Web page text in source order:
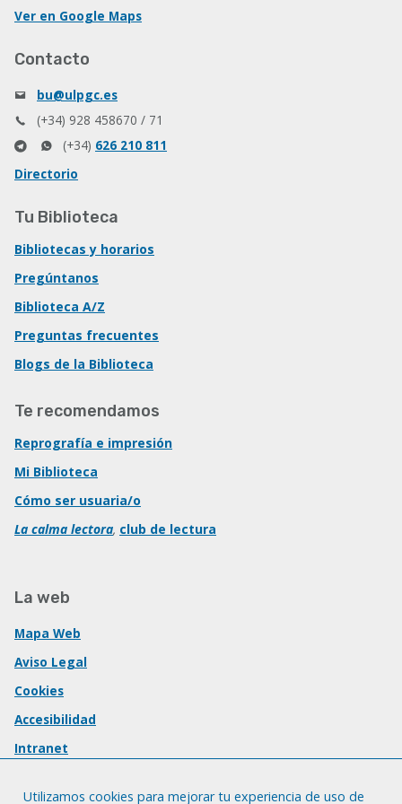
Ver en Google Maps
Contacto
bu@ulpgc.es
(+34) 928 458670 / 71
(+34) 626 210 811
Directorio
Tu Biblioteca
Bibliotecas y horarios
Pregúntanos
Biblioteca A/Z
Preguntas frecuentes
Blogs de la Biblioteca
Te recomendamos
Reprografía e impresión
Mi Biblioteca
Cómo ser usuaria/o
La calma lectora, club de lectura
La web
Mapa Web
Aviso Legal
Cookies
Accesibilidad
Intranet
Utilizamos cookies para mejorar tu experiencia de uso de